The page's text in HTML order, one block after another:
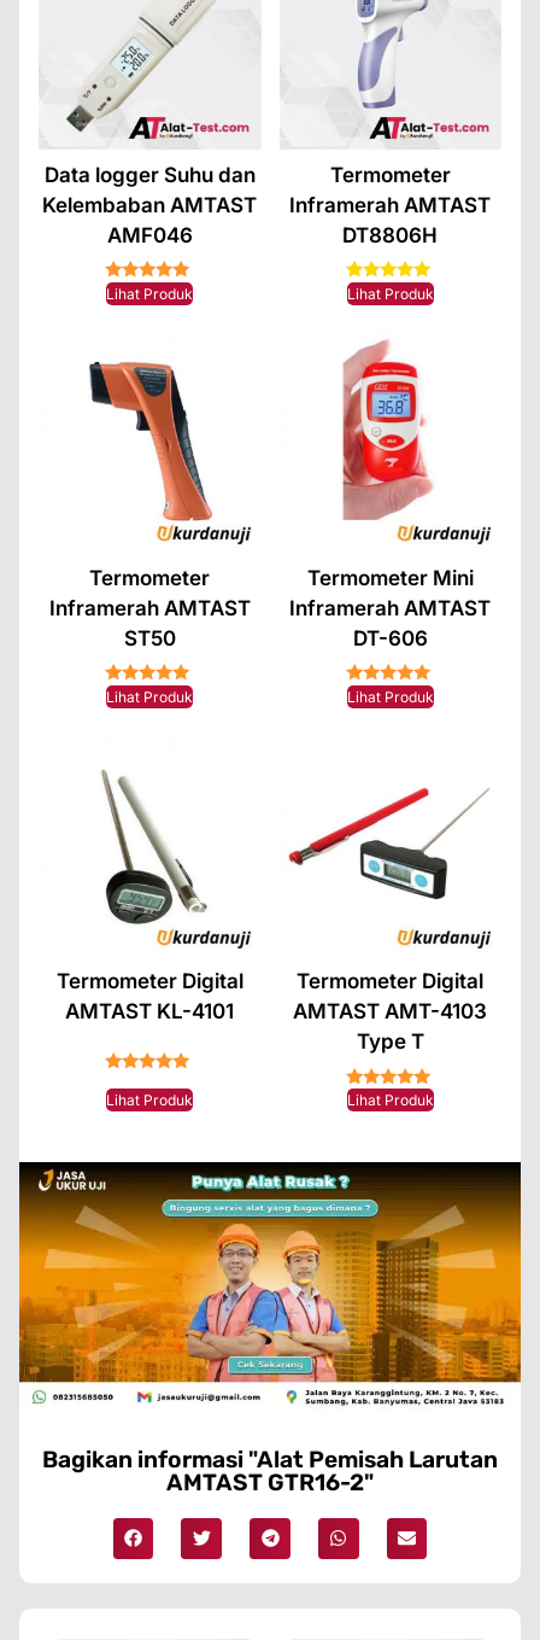
Data logger Suhu dan
Kelembaban AMTAST
AMF046
★★★★★
Lihat Produk
Termometer
Inframerah AMTAST
DT8806H
Rated
5.00
based on
1
customer
rating
Lihat Produk
Termometer
Inframerah AMTAST
ST50
★★★★★
Lihat Produk
Termometer Mini
Inframerah AMTAST
DT-606
★★★★★
Lihat Produk
Termometer Digital
AMTAST KL-4101
Lihat Produk
Termometer Digital
AMTAST AMT-4103
Type T
★★★★★
Lihat Produk
Bagikan informasi "Alat Pemisah Larutan
AMTAST GTR16-2"